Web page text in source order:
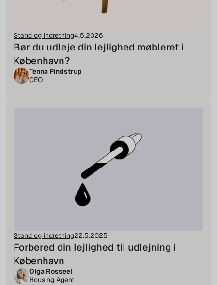
Stand og indretning4.5.2026
Bør du udleje din lejlighed møbleret i
København?
Tenna Pindstrup
CEO
Stand og indretning22.5.2025
Forbered din lejlighed til udlejning i
København
Olga Rosseel
Housing Agent